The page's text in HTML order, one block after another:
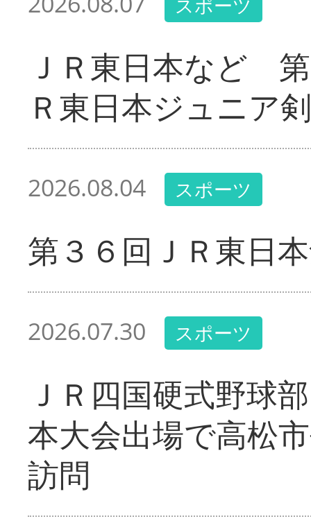
スポーツ
ＪＲ東日本など
Ｒ東日本ジュニア
2026.08.04 スポーツ
第３６回ＪＲ東日
2026.07.30 スポーツ
ＪＲ四国硬式野球
本大会出場で高松
訪問